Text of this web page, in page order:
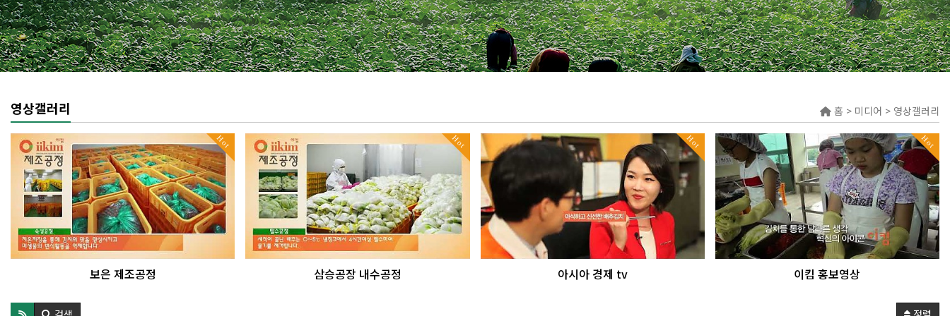
홈 > 미디어 > 영상갤러리
영상갤러리
Hot
보은 제조공정
Hot
삼승공장 내수공정
Hot
아시아 경제 tv
Hot
이킴 홍보영상